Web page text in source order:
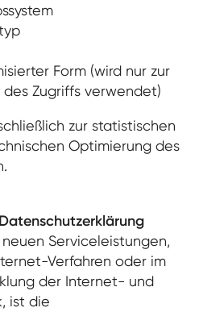
Form (wird nur zur
Zugriffs verwendet)
zur statistischen
Optimierung des
Serviceleistungen,
Verfahren oder im
der Internet- und
ist die